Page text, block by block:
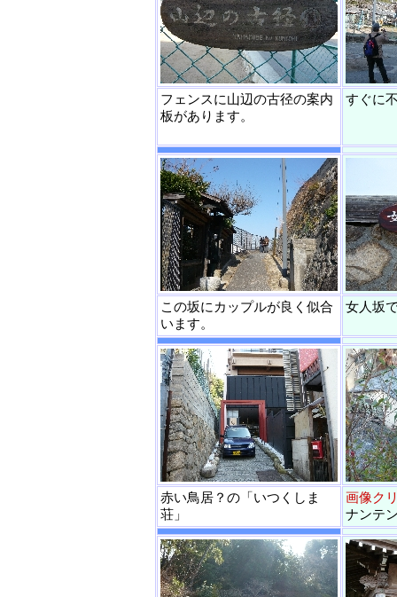
フェンスに山辺の古径の案内
板があります。
すぐに
この坂にカップルが良く似合
います。
女人坂
赤い鳥居？の「いつくしま
荘」
画像ク
ナンテ